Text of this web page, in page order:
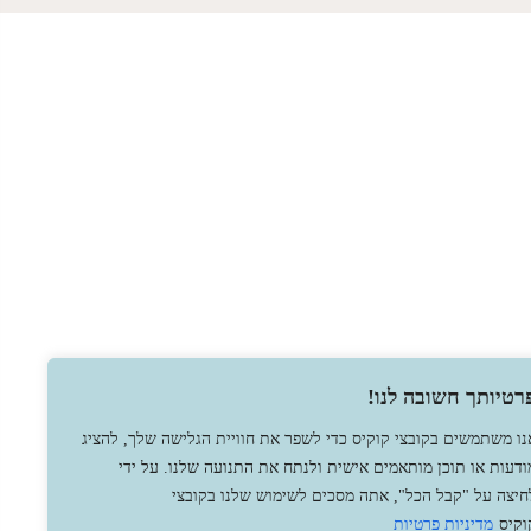
חשובה לנו!
משתמשים בקובצי קוקיס כדי לשפר את חוויית הגלישה שלך, להציג
או תוכן מותאמים אישית ולנתח את התנועה שלנו. על ידי
על "קבל הכל", אתה מסכים לשימוש שלנו בקובצי
מדיניות פרטיות